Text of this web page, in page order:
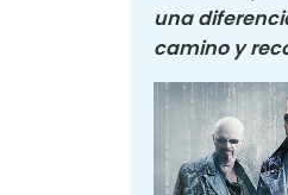
una
camino y